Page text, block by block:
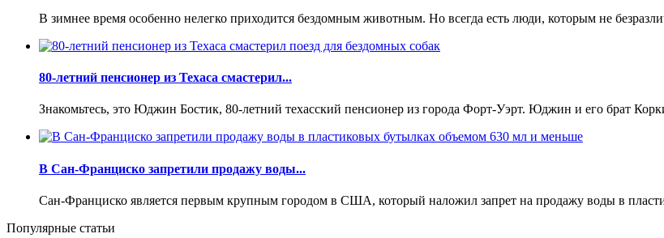
В зимнее время особенно нелегко приходится бездомным животным. Но всегда есть люди, которым не
80-летний пенсионер из Техаса смастерил...
Знакомьтесь, это Юджин Бостик, 80-летний техасский пенсионер из города Форт-Уэрт. Юджин и его брат
В Сан-Франциско запретили продажу воды...
Сан-Франциско является первым крупным городом в США, который наложил запрет на продажу воды в
Популярные статьи